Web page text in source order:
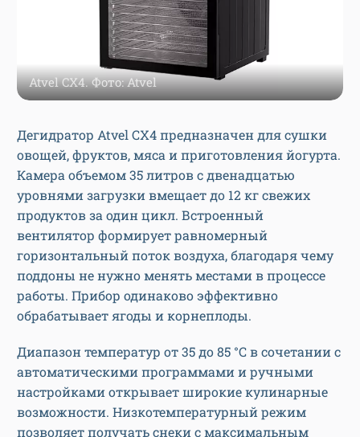
Atvel CX4. Фото: Atvel
Дегидратор Atvel CX4 предназначен для сушки
овощей, фруктов, мяса и приготовления йогурта.
Камера объемом 35 литров с двенадцатью
уровнями загрузки вмещает до 12 кг свежих
продуктов за один цикл. Встроенный
вентилятор формирует равномерный
горизонтальный поток воздуха, благодаря чему
поддоны не нужно менять местами в процессе
работы. Прибор одинаково эффективно
обрабатывает ягоды и корнеплоды.
Диапазон температур от 35 до 85 °C в сочетании с
автоматическими программами и ручными
настройками открывает широкие кулинарные
возможности. Низкотемпературный режим
позволяет получать снеки с максимальным